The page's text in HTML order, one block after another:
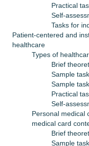
Practical
Self-
Tasks for
Patient-centered and
healthcare
Types of
Brief
Sample
Sample
Practical
Self-
Personal medical
medical card
Brief
Sample task